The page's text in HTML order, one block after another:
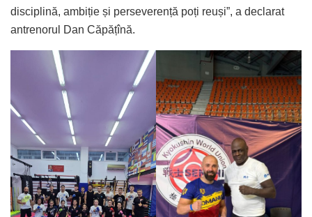
disciplină, ambiție și perseverență poți reuși”, a declarat
antrenorul Dan Căpățînă.